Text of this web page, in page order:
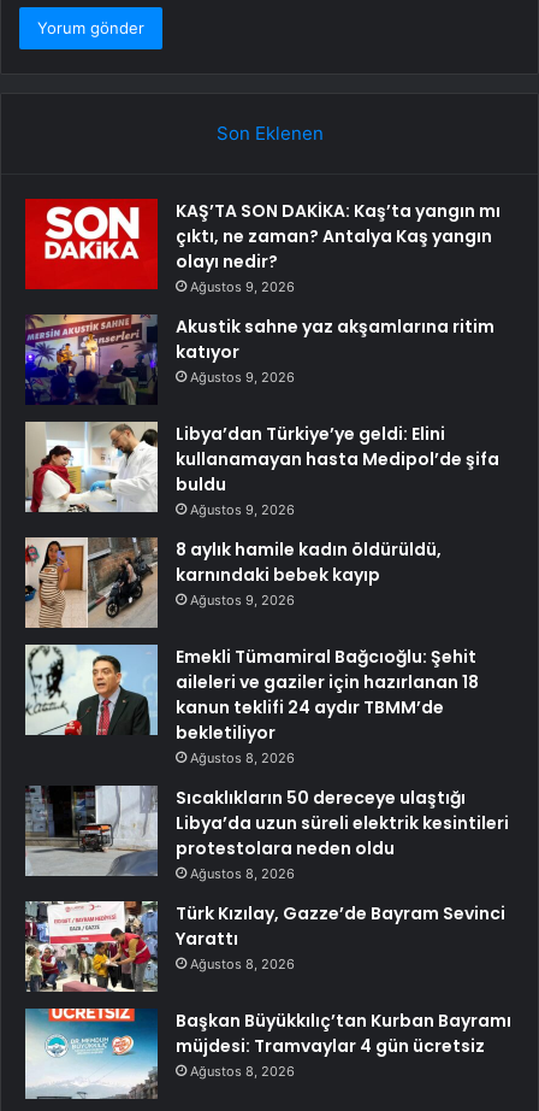
Son Eklenen
KAŞ’TA SON DAKİKA: Kaş’ta yangın mı
çıktı, ne zaman? Antalya Kaş yangın
olayı nedir?
Ağustos 9, 2026
Akustik sahne yaz akşamlarına ritim
katıyor
Ağustos 9, 2026
Libya’dan Türkiye’ye geldi: Elini
kullanamayan hasta Medipol’de şifa
buldu
Ağustos 9, 2026
8 aylık hamile kadın öldürüldü,
karnındaki bebek kayıp
Ağustos 9, 2026
Emekli Tümamiral Bağcıoğlu: Şehit
aileleri ve gaziler için hazırlanan 18
kanun teklifi 24 aydır TBMM’de
bekletiliyor
Ağustos 8, 2026
Sıcaklıkların 50 dereceye ulaştığı
Libya’da uzun süreli elektrik kesintileri
protestolara neden oldu
Ağustos 8, 2026
Türk Kızılay, Gazze’de Bayram Sevinci
Yarattı
Ağustos 8, 2026
Başkan Büyükkılıç’tan Kurban Bayramı
müjdesi: Tramvaylar 4 gün ücretsiz
Ağustos 8, 2026